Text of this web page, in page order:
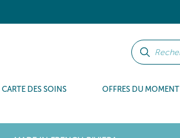
CARTE DES SOINS OFFRES DU MOMENT